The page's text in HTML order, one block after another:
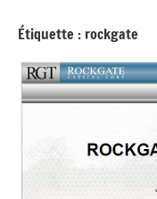
Étiquette : rockgate